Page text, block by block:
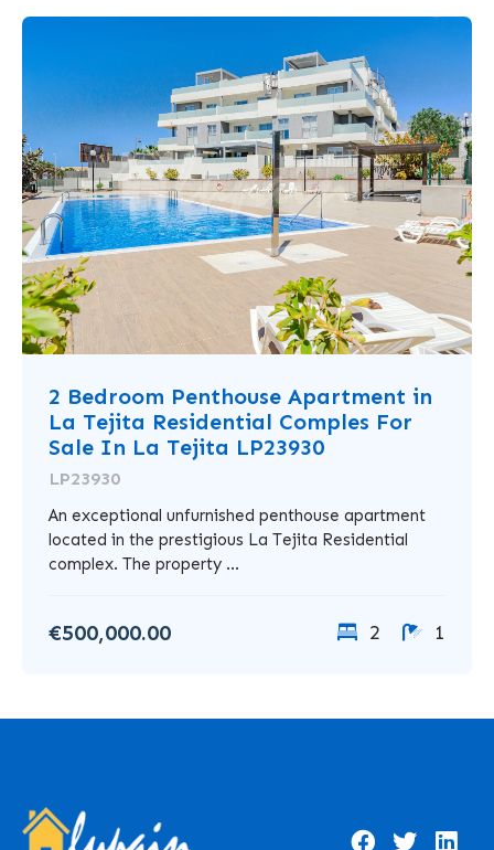
2 Bedroom Penthouse Apartment in
La Tejita Residential Comples For
Sale In La Tejita LP23930
LP23930
An exceptional unfurnished penthouse apartment
located in the prestigious La Tejita Residential
complex. The property ...
€500,000.00 2 1